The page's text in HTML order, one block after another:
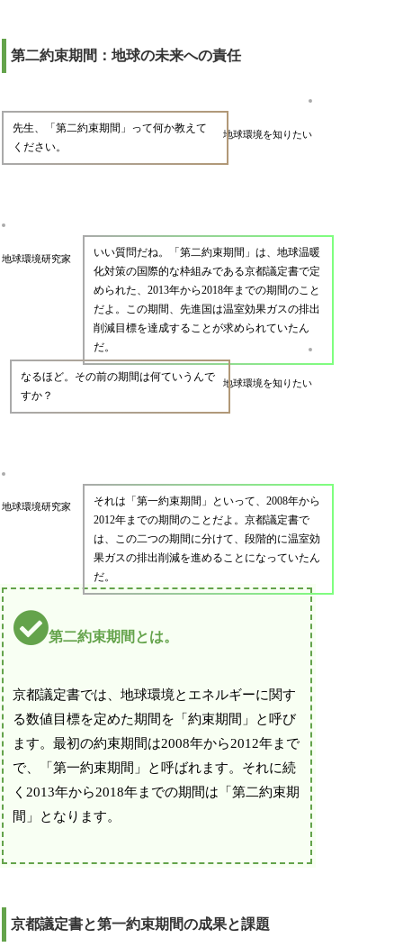
第二約束期間：地球の未来への責任
地球環境を知りたい
先生、「第二約束期間」って何か教えて
ください。
地球環境研究家
いい質問だね。「第二約束期間」は、地球温暖
化対策の国際的な枠組みである京都議定書で定
められた、2013年から2018年までの期間のこと
だよ。この期間、先進国は温室効果ガスの排出
削減目標を達成することが求められていたん
だ。
地球環境を知りたい
なるほど。その前の期間は何ていうんで
すか？
地球環境研究家
それは「第一約束期間」といって、2008年から
2012年までの期間のことだよ。京都議定書で
は、この二つの期間に分けて、段階的に温室効
果ガスの排出削減を進めることになっていたん
だ。
第二約束期間とは。
京都議定書では、地球環境とエネルギーに関す
る数値目標を定めた期間を「約束期間」と呼び
ます。最初の約束期間は2008年から2012年まで
で、「第一約束期間」と呼ばれます。それに続
く2013年から2018年までの期間は「第二約束期
間」となります。
京都議定書と第一約束期間の成果と課題